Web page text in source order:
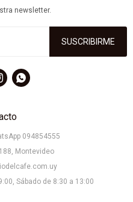
094854555
Montevideo
Sábado de 8:30 a 13:00
newsletter.
SUSCRIBIRME
